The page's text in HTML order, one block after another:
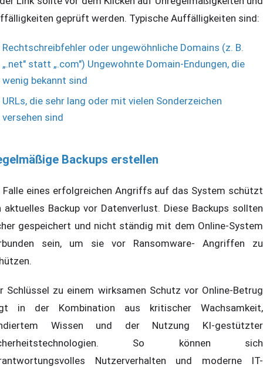
geprüft werden. Typische Auffälligkeiten sind:
Rechtschreibfehler oder ungewöhnliche Domains (z. B.
„.net" statt „.com") Ungewohnte Domain-Endungen, die
wenig bekannt sind
URLs, die sehr lang oder mit vielen Sonderzeichen
versehen sind
Backups erstellen
Falle eines erfolgreichen Angriffs auf das System schützt
aktuelles Backup vor Datenverlust. Diese Backups sollten
gespeichert und nicht ständig mit dem Online-System
sein, um sie vor Ransomware- Angriffen zu
Schlüssel zu einem wirksamen Schutz vor Online-Betrug
in der Kombination aus kritischer Wachsamkeit,
Wissen und der Nutzung KI-gestützter
So können sich
Nutzerverhalten und moderne IT-